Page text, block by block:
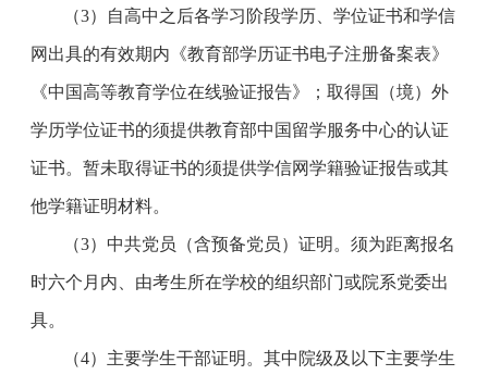
（3）自高中之后各学习阶段学历、学位证书和学信
网出具的有效期内《教育部学历证书电子注册备案表》
《中国高等教育学位在线验证报告》；取得国（境）外
学历学位证书的须提供教育部中国留学服务中心的认证
证书。暂未取得证书的须提供学信网学籍验证报告或其
他学籍证明材料。
（3）中共党员（含预备党员）证明。须为距离报名
时六个月内、由考生所在学校的组织部门或院系党委出
具。
（4）主要学生干部证明。其中院级及以下主要学生